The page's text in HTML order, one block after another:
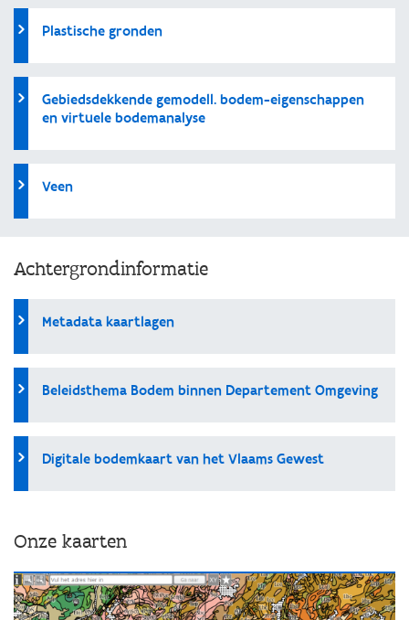
Plastische gronden
Gebiedsdekkende gemodell. bodem-eigenschappen
en virtuele bodemanalyse
Veen
Achtergrondinformatie
Metadata kaartlagen
Beleidsthema Bodem binnen Departement Omgeving
Digitale bodemkaart van het Vlaams Gewest
Onze kaarten